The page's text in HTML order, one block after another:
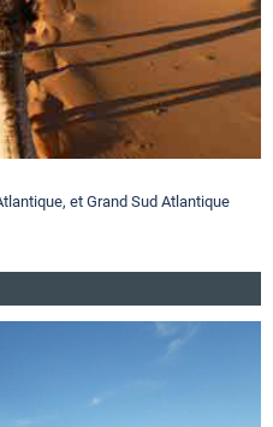
et Grand Sud Atlantique